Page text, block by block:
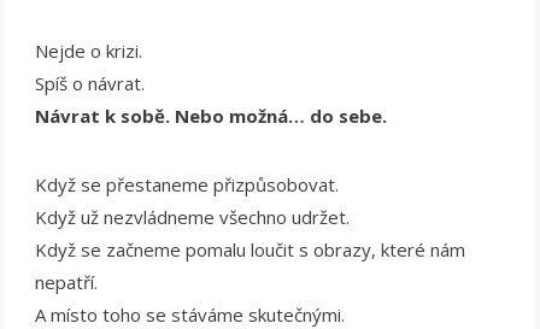
Nejde o krizi.
Spíš o návrat.
Návrat k sobě. Nebo možná… do sebe.
Když se přestaneme přizpůsobovat.
Když už nezvládneme všechno udržet.
Když se začneme pomalu loučit s obrazy, které nám
nepatří.
A místo toho se stáváme skutečnými.